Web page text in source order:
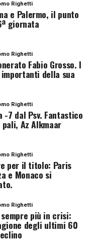
Righetti
e Palermo, il punto
giornata
Righetti
Fabio Grosso. I
della sua
Righetti
-7 dal Psv. Fantastico
Az Alkmaar
Righetti
per il titolo: Paris
e Monaco si
Righetti
più in crisi:
degli ultimi 60